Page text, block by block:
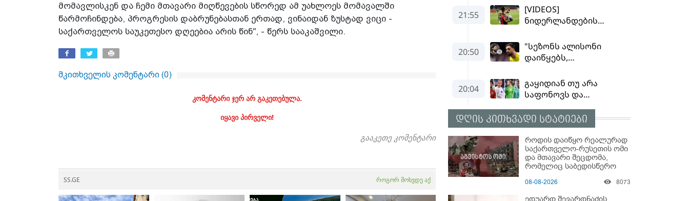
მომავლისკენ და ჩემი მთავარი მიღწევების სწორედ ამ უახლოეს მომავალში
წარმოჩინდება, პროგრესის დაბრუნებასთან ერთად, ვინაიდან ზუსტად ვიცი -
საქართველოს საუკეთესო დღეებია არის წინ", - წერს სააკაშვილი.
მკითხველის კომენტარი (0)
კომენტარი ჯერ არ გაკეთებულა.
იყავი პირველი!
გააკეთე კომენტარი
SS.GE როგორ მოხვდე აქ
დღის კითხვადი სტატიები
როდის დაიწყო რეალურად
საქართველო-რუსეთის ომი
და მთავარი შეცდომა,
რომელიც საბედისწერო
08-08-2026 8073
ედუარდ შევარდნაძის